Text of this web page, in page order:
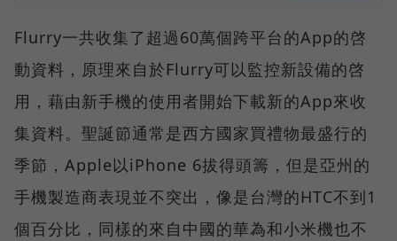
Flurry一共收集了超過60萬個跨平台的App的啓
動資料，原理來自於Flurry可以監控新設備的啓
用，藉由新手機的使用者開始下載新的App來收
集資料。聖誕節通常是西方國家買禮物最盛行的
季節，Apple以iPhone 6拔得頭籌，但是亞州的
手機製造商表現並不突出，像是台灣的HTC不到1
個百分比，同樣的來自中國的華為和小米機也不